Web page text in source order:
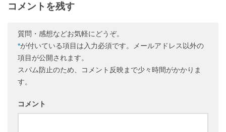
コメントを残す
質問・感想などお気軽にどうぞ。
*が付いている項目は入力必須です。メールアドレス以外の
項目が公開されます。
スパム防止のため、コメント反映まで少々時間がかかりま
す。
コメント